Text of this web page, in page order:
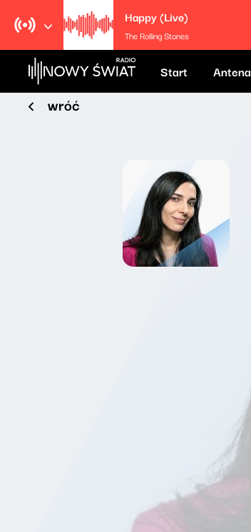
Happy (Live)
The Rolling Stones
Start Antena
wróć